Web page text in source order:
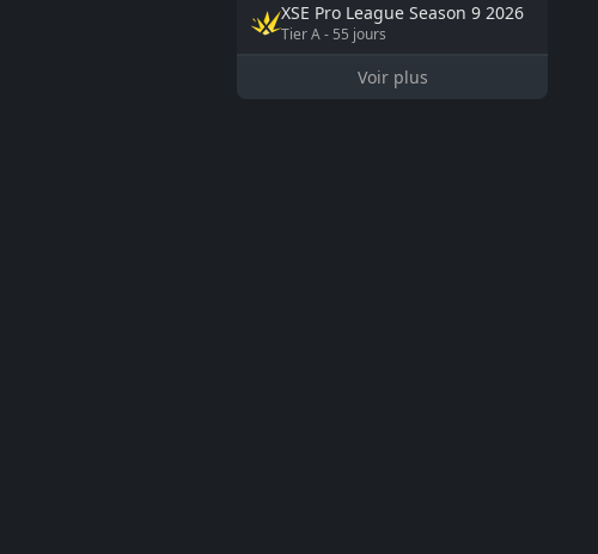
XSE Pro League Season 9 2026
TierA- 55 jours
Voir plus